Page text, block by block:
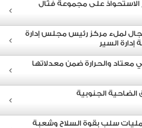
لملء مركز رئيس مجلس إدارة
إدارة السير
والحرارة ضمن معدلاتها
الجنوبية
سلب بقوة السلاح وشعبة